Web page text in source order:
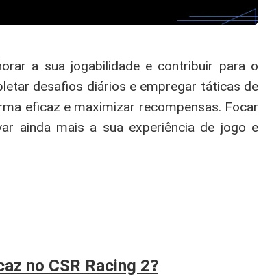
a sua jogabilidade e contribuir para o
desafios diários e empregar táticas de
eficaz e maximizar recompensas. Focar
ainda mais a sua experiência de jogo e
no CSR Racing 2?